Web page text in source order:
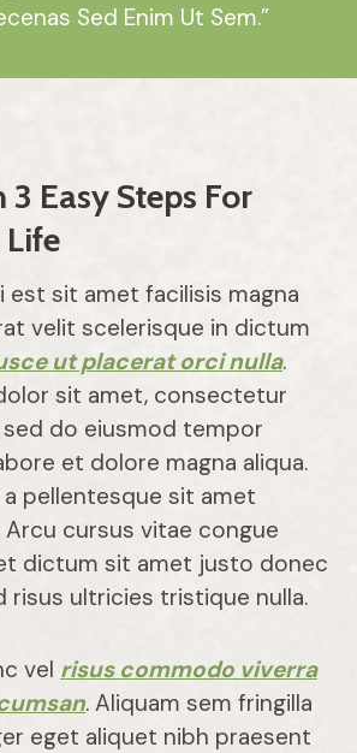
Sed Enim Ut Sem.”
Easy Steps For
Life
est sit amet facilisis magna
velit scelerisque in dictum
ut placerat orci nulla.
sit amet, consectetur
do eiusmod tempor
et dolore magna aliqua.
pellentesque sit amet
cursus vitae congue
dictum sit amet justo donec
risus ultricies tristique nulla.
vel risus commodo viverra
. Aliquam sem fringilla
eget aliquet nibh praesent